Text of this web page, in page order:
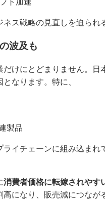
ト加速
ス戦略の見直しを迫られ
波及も
だけにとどまりません。
なります。特に、
製品
ライチェーンに組み込ま
消費者価格に転嫁されやす
高になり、販売減につな